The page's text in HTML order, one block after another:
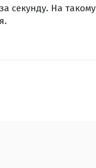
секунду. На такому